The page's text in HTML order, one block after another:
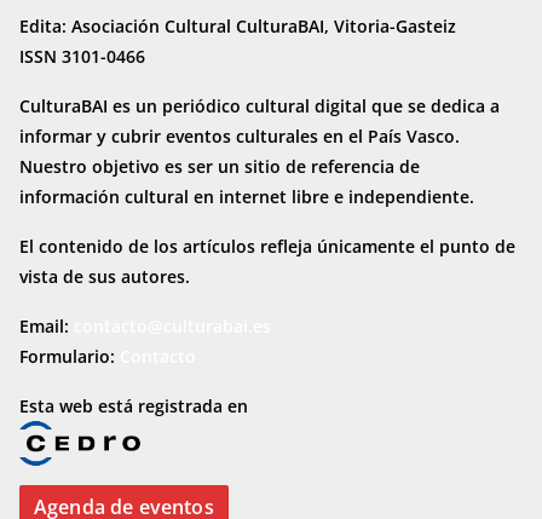
Edita: Asociación Cultural CulturaBAI, Vitoria-Gasteiz
ISSN 3101-0466
CulturaBAI es un periódico cultural digital que se dedica a
informar y cubrir eventos culturales en el País Vasco.
Nuestro objetivo es ser un sitio de referencia de
información cultural en internet libre e independiente.
El contenido de los artículos refleja únicamente el punto de
vista de sus autores.
Email:
Formulario:
Esta web está registrada en
Agenda de eventos